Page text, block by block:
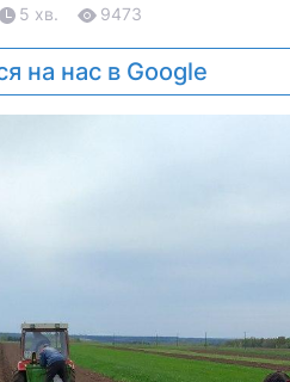
5 хв. 9473
на нас в Google